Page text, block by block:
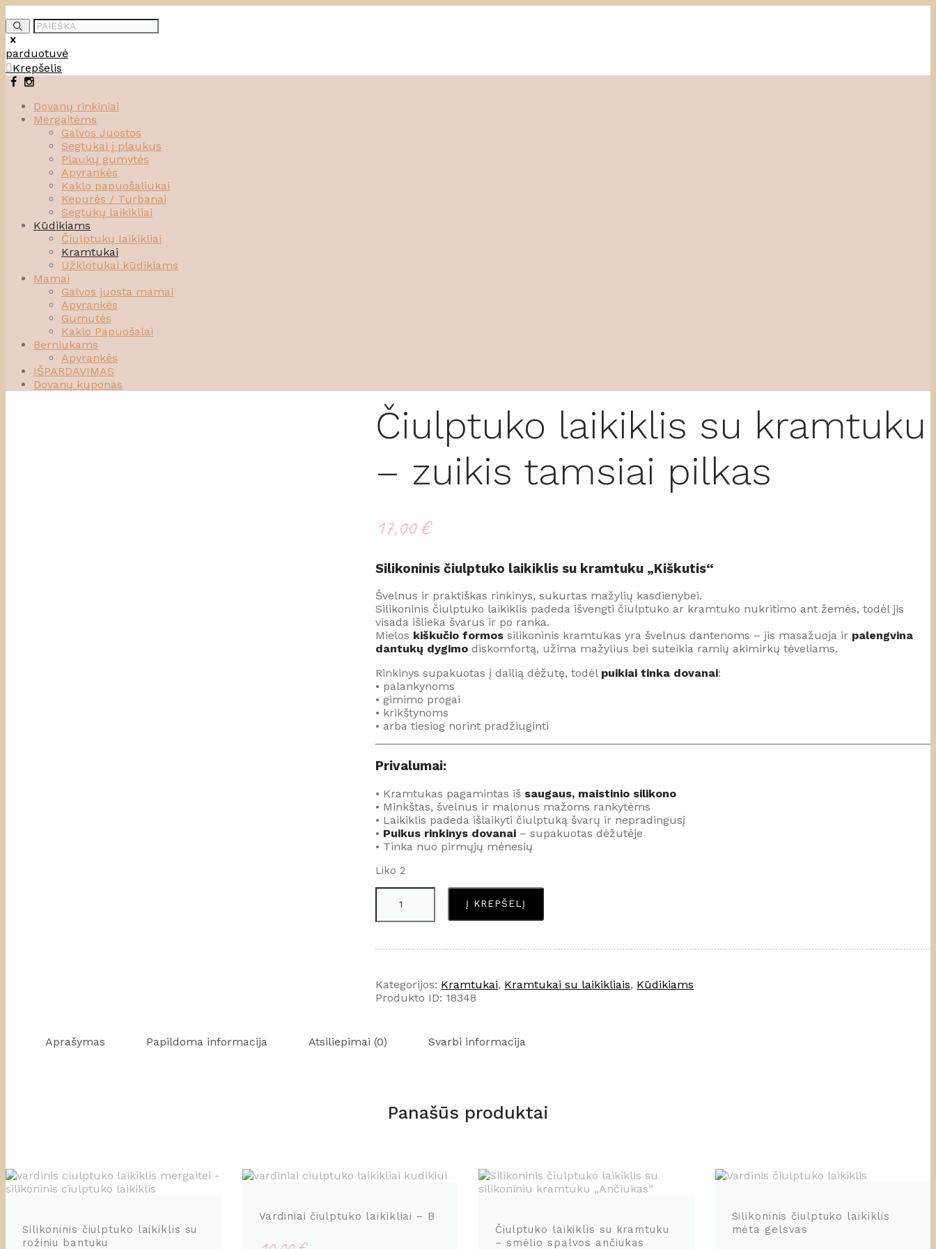
parduotuvė
Krepšelis
Dovanų rinkiniai
Mergaitėms
Galvos Juostos
Segtukai į plaukus
Plaukų gumytės
Apyrankės
Kaklo papuošaliukai
Kepurės / Turbanai
Segtukų laikikliai
Kūdikiams
Čiulptukų laikikliai
Kramtukai
Užklotukai kūdikiams
Mamai
Galvos juosta mamai
Apyrankės
Gumutės
Kaklo Papuošalai
Berniukams
Apyrankės
IŠPARDAVIMAS
Dovanų kuponas
Čiulptuko laikiklis su kramtuku
– zuikis tamsiai pilkas
17,00€
Silikoninis čiulptuko laikiklis su kramtuku „Kiškutis“
Švelnus ir praktiškas rinkinys, sukurtas mažylių kasdienybei.
Silikoninis čiulptuko laikiklis padeda išvengti čiulptuko ar kramtuko nukritimo ant žemės, todėl jis
visada išlieka švarus ir po ranka.
Mielos kiškučio formos silikoninis kramtukas yra švelnus dantenoms – jis masažuoja ir palengvina
dantukų dygimo diskomfortą, užima mažylius bei suteikia ramių akimirkų tėveliams.
Rinkinys supakuotas į dailią dėžutę, todėl puikiai tinka dovanai:
• palankynoms
• gimimo progai
• krikštynoms
• arba tiesiog norint pradžiuginti
Privalumai:
• Kramtukas pagamintas iš saugaus, maistinio silikono
• Minkštas, švelnus ir malonus mažoms rankytėms
• Laikiklis padeda išlaikyti čiulptuką švarų ir nepradingusį
• Puikus rinkinys dovanai – supakuotas dėžutėje
• Tinka nuo pirmųjų mėnesių
Liko 2
produkto
kiekis:
Čiulptuko
su
zuikis
tamsiai
Į KREPŠELĮ
Kategorijos: Kramtukai, Kramtukai su laikikliais, Kūdikiams
Produkto ID: 18348
Aprašymas Papildoma informacija Atsiliepimai (0) Svarbi informacija
Panašūs produktai
Silikoninis čiulptuko laikiklis su
rožiniu bantuku
Vardiniai čiulptuko laikikliai – B
Čiulptuko laikiklis su kramtuku
– smėlio spalvos ančiukas
Silikoninis čiulptuko laikiklis
mėta gelsvas